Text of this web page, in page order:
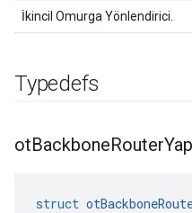
İkincil Omurga Yönlendirici.
Typedefs
otBackboneRouter
struct